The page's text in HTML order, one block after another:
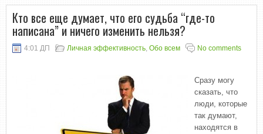
Кто все еще думает, что его судьба “где-то
написана” и ничего изменить нельзя?
4:01 ДП Личная эффективность, Обо всем No comments
Сразу могу
сказать, что
люди, которые
так думают,
находятся в